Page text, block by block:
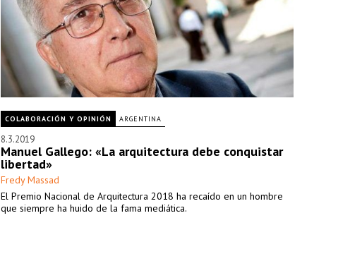
COLABORACIÓN Y OPINIÓN ARGENTINA
8.3.2019
Manuel Gallego: «La arquitectura debe conquistar
libertad»
Fredy Massad
El Premio Nacional de Arquitectura 2018 ha recaído en un hombre
que siempre ha huido de la fama mediática.